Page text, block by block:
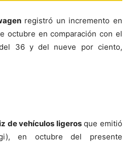
registró un incremento en
octubre en comparación con el
36 y del nueve por ciento,
de vehículos ligerosque emitió
en octubre del presente